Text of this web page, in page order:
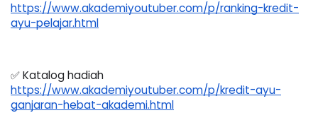
https://www.akademiyoutuber.com/p/ranking-kredit-
ayu-pelajar.html
https://www.akademiyoutuber.com/p/kredit-ayu-
ganjaran-hebat-akademi.html